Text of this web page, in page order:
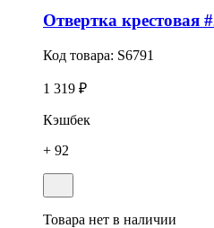
Отвеpтка кpестовая
Код товара: S6791
1 319 ₽
Кэшбек
+ 92
Товара нет в наличии